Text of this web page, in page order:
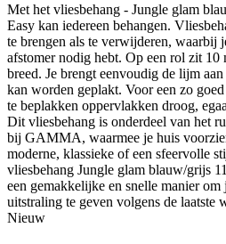
Met het vliesbehang - Jungle glam
Easy kan iedereen behangen.
te brengen als te verwijderen, waarbij
afstomer nodig hebt. Op een rol zit 10
breed. Je brengt eenvoudig de lijm
kan worden geplakt. Voor een zo
te beplakken oppervlakken droog,
Dit vliesbehang is onderdeel van het
bij GAMMA, waarmee je huis
moderne, klassieke of een sfeervolle
vliesbehang Jungle glam blauw/grijs
een gemakkelijke en snelle manier om
uitstraling te geven volgens de laatste
Nieuw